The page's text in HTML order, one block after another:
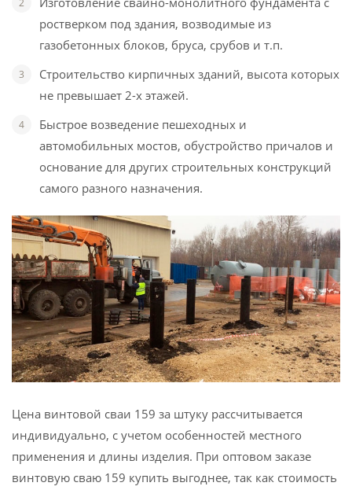
ростверком под здания, возводимые из
газобетонных блоков, бруса, срубов и т.п.
Строительство кирпичных зданий, высота которых
не превышает 2-х этажей.
Быстрое возведение пешеходных и
автомобильных мостов, обустройство причалов и
основание для других строительных конструкций
самого разного назначения.
Цена винтовой сваи 159 за штуку рассчитывается
индивидуально, с учетом особенностей местного
применения и длины изделия. При оптовом заказе
винтовую сваю 159 купить выгоднее, так как стоимость